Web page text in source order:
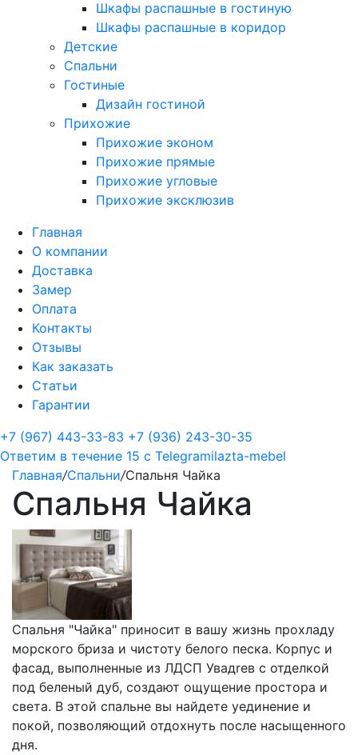
Шкафы распашные в гостиную
Шкафы распашные в коридор
Детские
Спальни
Гостиные
Дизайн гостиной
Прихожие
Прихожие эконом
Прихожие прямые
Прихожие угловые
Прихожие эксклюзив
Главная
О компании
Доставка
Замер
Оплата
Контакты
Отзывы
Как заказать
Статьи
Гарантии
+7 (967) 443-33-83 +7 (936) 243-30-35
Ответим в течение 15 с Telegramilazta-mebel
Главная/Спальни/Спальня Чайка
Спальня Чайка
Спальня "Чайка" приносит в вашу жизнь прохладу
морского бриза и чистоту белого песка. Корпус и
фасад, выполненные из ЛДСП Увадrев с отделкой
под беленый дуб, создают ощущение простора и
света. В этой спальне вы найдете уединение и
покой, позволяющий отдохнуть после насыщенного
дня.